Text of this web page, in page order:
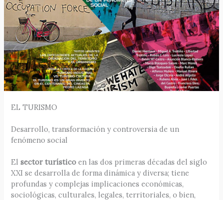
EL TURISMO
Desarrollo, transformación y controversia de un
fenómeno social
Elsector turístico en las dos primeras décadas del siglo
XXI se desarrolla de forma dinámica y diversa; tiene
profundas y complejas implicaciones económicas,
sociológicas, culturales, legales, territoriales, o bien,